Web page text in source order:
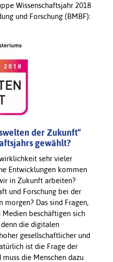
Wissenschaftsjahr 2018
und Forschung (BMBF):
der Zukunft“
gewählt?
sehr vieler
Entwicklungen kommen
in Zukunft arbeiten?
und Forschung bei der
Das sind Fragen,
beschäftigen sich
die digitalen
gesellschaftlicher und
ist die Frage der
die Menschen dazu